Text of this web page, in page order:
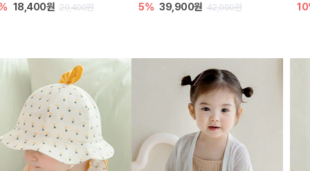
5% 39,900원 42,000원 10% 35,100원 39,000원